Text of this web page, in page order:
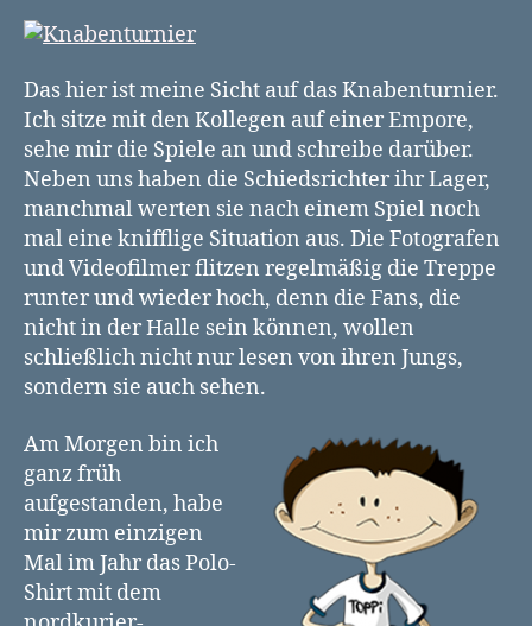
Neubrandenburg
–
Meine
Sicht
auf
einen
besonderen
Tag
Das hier ist meine Sicht auf das Knabenturnier.
Ich sitze mit den Kollegen auf einer Empore,
sehe mir die Spiele an und schreibe darüber.
Neben uns haben die Schiedsrichter ihr Lager,
manchmal werten sie nach einem Spiel noch
mal eine knifflige Situation aus. Die Fotografen
und Videofilmer flitzen regelmäßig die Treppe
runter und wieder hoch, denn die Fans, die
nicht in der Halle sein können, wollen
schließlich nicht nur lesen von ihren Jungs,
sondern sie auch sehen.
Am Morgen bin ich
ganz früh
aufgestanden, habe
mir zum einzigen
Mal im Jahr das Polo-
Shirt mit dem